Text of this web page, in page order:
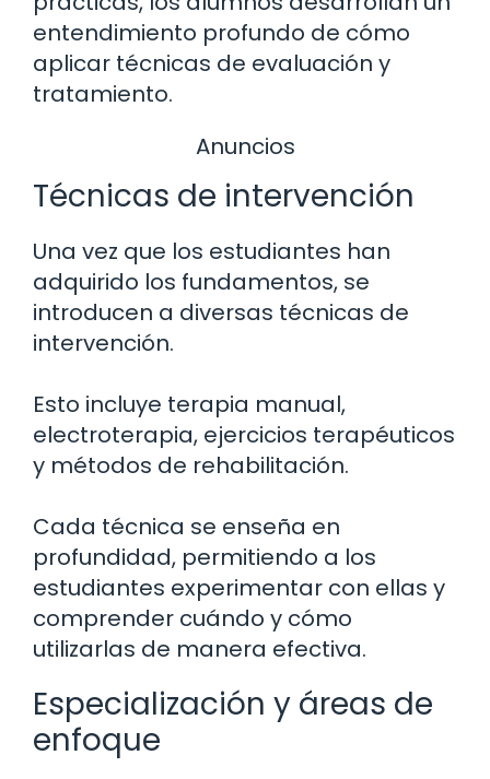
entendimiento profundo de cómo
aplicar técnicas de evaluación y
tratamiento.
Anuncios
Técnicas de intervención
Una vez que los estudiantes han
adquirido los fundamentos, se
introducen a diversas técnicas de
intervención.
Esto incluye terapia manual,
electroterapia, ejercicios terapéuticos
y métodos de rehabilitación.
Cada técnica se enseña en
profundidad, permitiendo a los
estudiantes experimentar con ellas y
comprender cuándo y cómo
utilizarlas de manera efectiva.
Especialización y áreas de
enfoque